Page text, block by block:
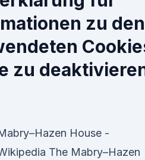
zu den
zu
House -
The Mabry–Hazen